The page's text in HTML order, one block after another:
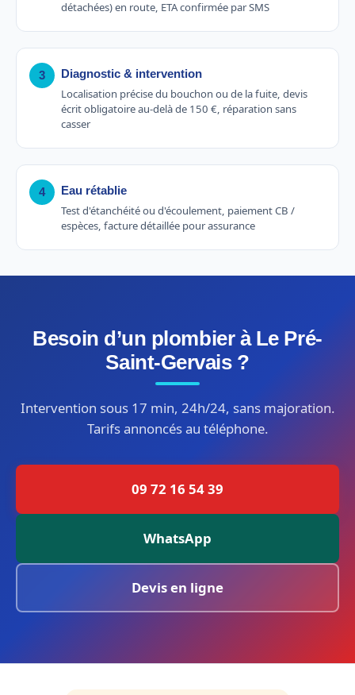
détachées) en route, ETA confirmée par SMS
3 Diagnostic & intervention
Localisation précise du bouchon ou de la fuite, devis
écrit obligatoire au-delà de 150 €, réparation sans
casser
4 Eau rétablie
Test d'étanchéité ou d'écoulement, paiement CB /
espèces, facture détaillée pour assurance
Besoin d’un plombier à Le Pré-
Saint-Gervais ?
Intervention sous 17 min, 24h/24, sans majoration.
Tarifs annoncés au téléphone.
09 72 16 54 39
WhatsApp
Devis en ligne